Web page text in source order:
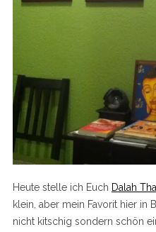
Heute stelle ich Euch Dalah
klein, aber mein Favorit hier in
nicht kitschig sondern schön